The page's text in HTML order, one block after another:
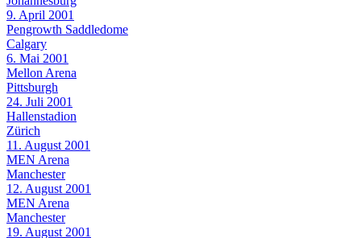
9. April 2001
Pengrowth Saddledome
Calgary
6. Mai 2001
Mellon Arena
Pittsburgh
24. Juli 2001
Hallenstadion
Zürich
11. August 2001
MEN Arena
Manchester
12. August 2001
MEN Arena
Manchester
19. August 2001